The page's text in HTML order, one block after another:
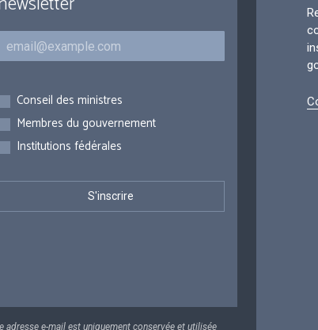
Conseil des ministres
Membres du gouvernement
Institutions fédérales
adresse e-mail est uniquement conservée et utilisée